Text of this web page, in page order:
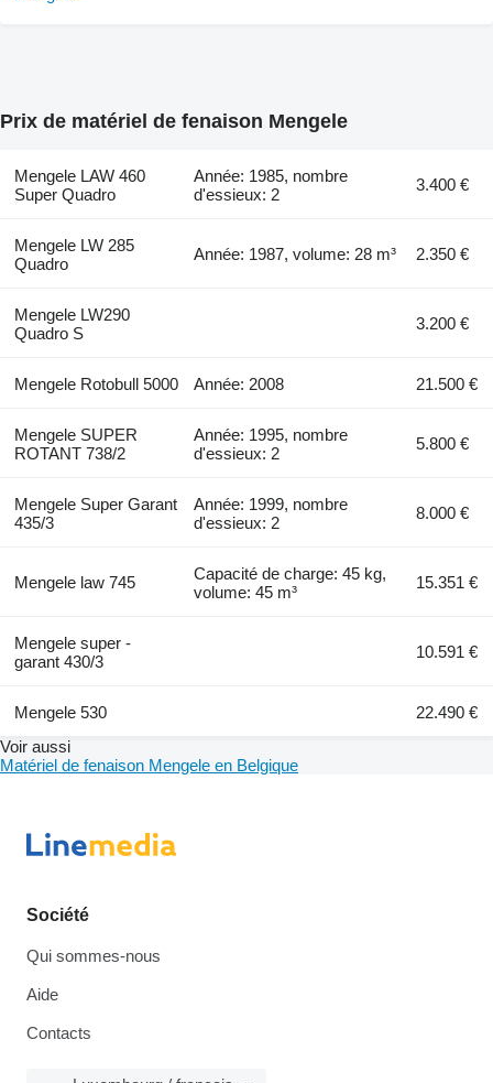
Prix de matériel de fenaison Mengele
Mengele LAW 460
Super Quadro
Année: 1985, nombre
d'essieux: 2
3.400 €
Mengele LW 285
Quadro
Année: 1987, volume: 28 m³ 2.350 €
Mengele LW290
Quadro S
3.200 €
Mengele Rotobull 5000 Année: 2008 21.500 €
Mengele SUPER
ROTANT 738/2
Année: 1995, nombre
d'essieux: 2
5.800 €
Mengele Super Garant
435/3
Année: 1999, nombre
d'essieux: 2
8.000 €
Mengele law 745
Capacité de charge: 45 kg,
volume: 45 m³
15.351 €
Mengele super -
garant 430/3
10.591 €
Mengele 530
22.490 €
Voir aussi
Matériel de fenaison Mengele en Belgique
Société
Qui sommes-nous
Aide
Contacts